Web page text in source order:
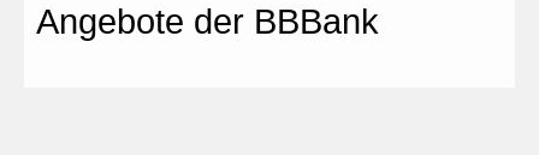
Angebote der BBBank